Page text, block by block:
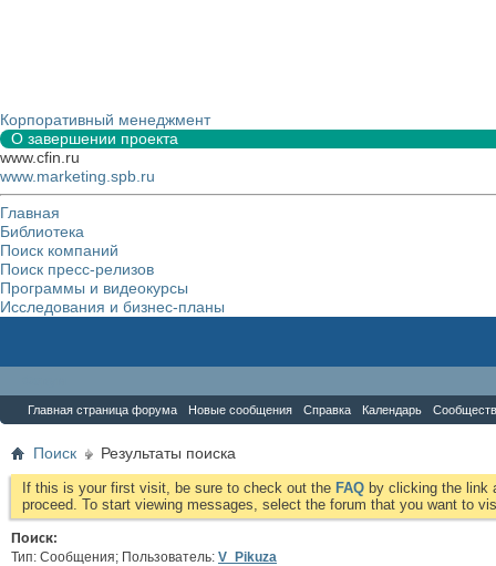
Корпоративный менеджмент
О завершении проекта
www.cfin.ru
www.marketing.spb.ru
Главная
Библиотека
Поиск компаний
Поиск пресс-релизов
Программы и видеокурсы
Исследования и бизнес-планы
Главная страница форума Новые сообщения Справка Календарь
Поиск Результаты поиска
If this is your first visit, be sure to check out the FAQ by clicking the link
proceed. To start viewing messages, select the forum that you want to
Поиск:
Тип: Сообщения; Пользователь: V_Pikuza